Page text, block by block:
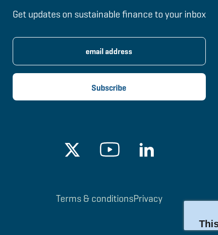
Get updates on sustainable finance to your inbox
Terms & conditionsPrivacy